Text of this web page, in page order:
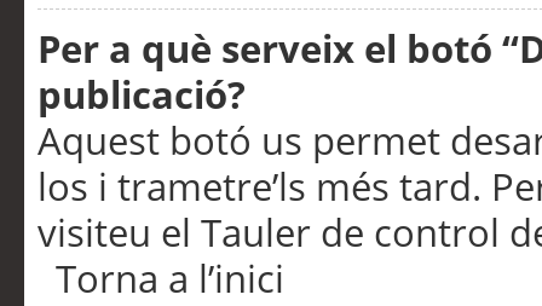
Per a què serveix el botó
publicació?
Aquest botó us permet
los i trametre’ls més tard.
visiteu el Tauler de control
Torna a l’inici